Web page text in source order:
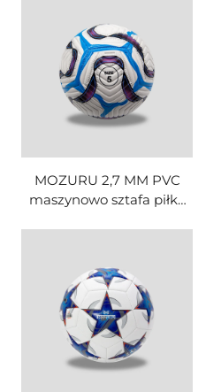
MOZURU 2,7 MM PVC
maszynowo sztafa piłka